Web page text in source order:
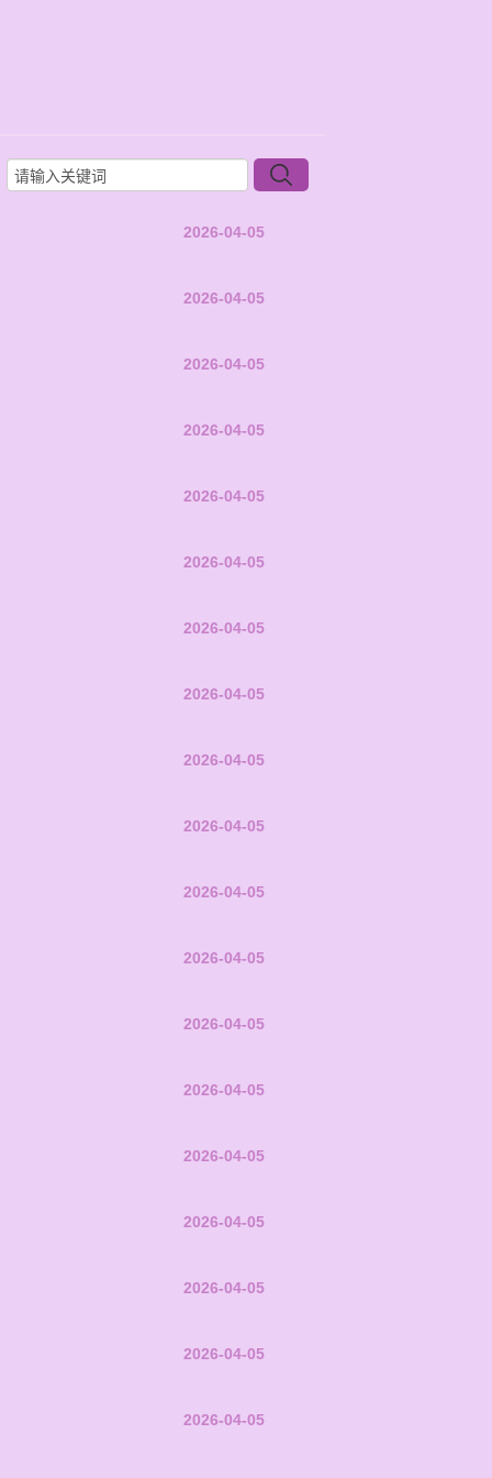
2026-04-05
2026-04-05
2026-04-05
2026-04-05
2026-04-05
2026-04-05
2026-04-05
2026-04-05
2026-04-05
2026-04-05
2026-04-05
2026-04-05
2026-04-05
2026-04-05
2026-04-05
2026-04-05
2026-04-05
2026-04-05
2026-04-05